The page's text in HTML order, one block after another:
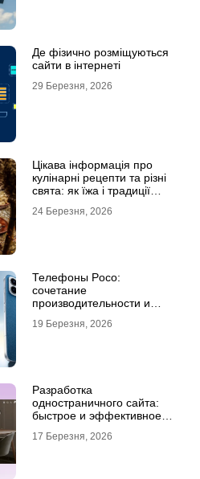
Де фізично розміщуються
сайти в інтернеті
29 Березня, 2026
Цікава інформація про
кулінарні рецепти та різні
свята: як їжа і традиції
24 Березня, 2026
Телефоны Poco:
сочетание
производительности и
19 Березня, 2026
Разработка
одностраничного сайта:
быстрое и эффективное
17 Березня, 2026